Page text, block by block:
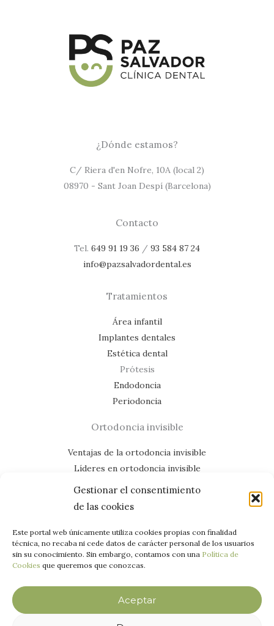
Gestionar el consentimiento
de las cookies
Este portal web únicamente utiliza cookies propias con finalidad
técnica, no recaba ni cede datos de carácter personal de los usuarios
sin su conocimiento. Sin embargo, contamos con una Política de
Cookies que queremos que conozcas.
Aceptar
¿Dónde estamos?
C/ Riera d'en Nofre, 10A (local 2)
08970 - Sant Joan Despí (Barcelona)
Contacto
Tel. 649 91 19 36 / 93 584 87 24
info@pazsalvadordental.es
Tratamientos
Área infantil
Implantes dentales
Estética dental
Prótesis
Endodoncia
Periodoncia
Ortodoncia invisible
Ventajas de la ortodoncia invisible
Líderes en ortodoncia invisible
Casos de éxito
Mapa del lloc web